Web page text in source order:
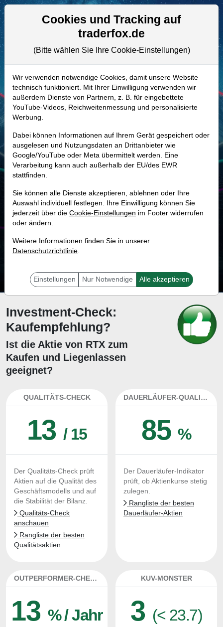
Aktien- und Artikelsuche
A2PZ0R | RTX–RTX Aktie
Realtime-Aktienkurs:
-
-
Marktkapitalisierung 301,50 Mrd. USD
Unternehmenswert 332,05 Mrd. USD
MONKEY-TRADER INDIKATOR
76.1 %
Mit 76.1 % Wahrscheinlichkeit wird selbst der unglücklichst agierende Trader
Investment-Check:
Kaufempfehlung?
Ist die Aktie von RTX zum
Kaufen und Liegenlassen
geeignet?
QUALITÄTS-CHECK
13 / 15
Der Qualitäts-Check prüft
Aktien auf die Qualität des
Geschäftsmodells und auf
die Stabilität der Bilanz.
Qualitäts-Check
anschauen
Rangliste der besten
Qualitätsaktien
DAUERLÄUFER-QUALITÄTEN
85%
Der Dauerläufer-Indikator
prüft, ob Aktienkurse stetig
zulegen.
Rangliste der besten
Dauerläufer-Aktien
OUTPERFORMER-CHECK
13 % / Jahr
KUV-MONSTER
3 (< 23.7)
Cookies und Tracking auf
traderfox.de
(Bitte wählen Sie Ihre Cookie-Einstellungen)
Wir verwenden notwendige Cookies, damit unsere Website
technisch funktioniert. Mit Ihrer Einwilligung verwenden wir
außerdem Dienste von Partnern, z. B. für eingebettete
YouTube-Videos, Reichweitenmessung und personalisierte
Werbung.
Dabei können Informationen auf Ihrem Gerät gespeichert oder
ausgelesen und Nutzungsdaten an Drittanbieter wie
Google/YouTube oder Meta übermittelt werden. Eine
Verarbeitung kann auch außerhalb der EU/des EWR
stattfinden.
Sie können alle Dienste akzeptieren, ablehnen oder Ihre
Auswahl individuell festlegen. Ihre Einwilligung können Sie
jederzeit über die Cookie-Einstellungen im Footer widerrufen
oder ändern.
Weitere Informationen finden Sie in unserer
Datenschutzrichtlinie.
Einstellungen Nur Notwendige Alle akzeptieren